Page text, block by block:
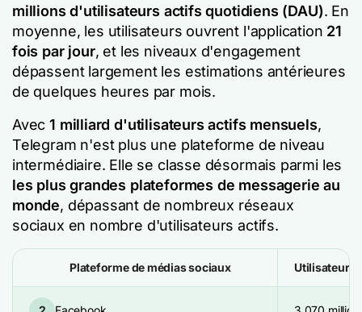
millions d'utilisateurs actifs quotidiens (DAU). En
moyenne, les utilisateurs ouvrent l'application 21
fois par jour, et les niveaux d'engagement
dépassent largement les estimations antérieures
de quelques heures par mois.
Avec1 milliard d'utilisateurs actifs mensuels,
Telegram n'est plus une plateforme de niveau
intermédiaire. Elle se classe désormais parmi les
les plus grandes plateformes de messagerie au
monde, dépassant de nombreux réseaux
sociaux en nombre d'utilisateurs actifs.
Plateforme de médias sociaux Utilisateurs